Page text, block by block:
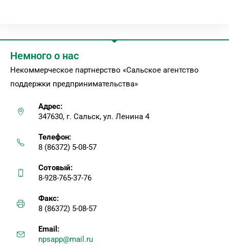
Немного о нас
Некоммерческое партнерство «Сальское агентство
поддержки предпринимательства»
Адрес:
347630, г. Сальск, ул. Ленина 4
Телефон:
8 (86372) 5-08-57
Сотовый:
8-928-765-37-76
Факс:
8 (86372) 5-08-57
Email:
npsapp@mail.ru